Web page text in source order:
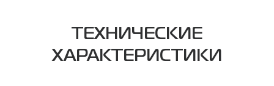
ТЕХНИЧЕСКИЕ
ХАРАКТЕРИСТИКИ